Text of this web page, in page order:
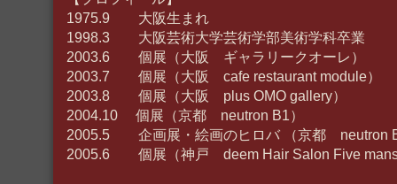
1975.9 大阪生まれ
1998.3 大阪芸術大学芸術学部美術学科卒業
2003.6 個展（大阪 ギャラリークオーレ）
2003.7 個展（大阪 cafe restaurant module）
2003.8 個展（大阪 plus OMO gallery）
2004.10 個展（京都 neutron B1）
2005.5 企画展・絵画のヒロバ （京都 neutron
2005.6 個展（神戸 deem Hair Salon Five